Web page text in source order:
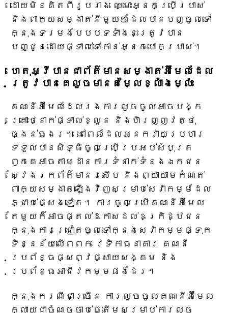
ដោយមិនគិតពីរូបរាង ឈ្មោះអ្នកប្រើប្រាស់
និងពាក្យសម្ងាត់នីមួយៗដែលបានបញ្ចូលទៅ
ក្នុងទម្រង់បែបបទទាំងនេះត្រូវបាន
បញ្ជូនដោយផ្ទាល់ទៅកាន់អ្នកបោកប្រាស់។
ហេតុអ្វីបានជាព័ត៌មានសម្ងាត់អ៊ីមែលដែល
ត្រូវបានគេលួចមានតម្លៃខ្លាំងម្ល៉េះ
គណនីអ៊ីមែលដែលរងការលួចចូលអាចបង្ក
គ្រោះថ្នាក់ផ្ទាល់ខ្លួន និងហិរញ្ញវត្ថុ
ធ្ងន់ធ្ងរ។ នៅពេលដែលអ្នកវាយប្រហារ
ទទួលបានសិទ្ធិចូលប្រើប្រអប់សំបុត្រ
ពួកគេអាចតាមដានការទំនាក់ទំនងឯកជន
ស្វែងរកព័ត៌មានរសើប និងព្យាយាមកំណត់
ពាក្យសម្ងាត់ឡើងវិញសម្រាប់សេវាកម្មដែល
ភ្ជាប់ផ្សេងទៀត។ ការចូលប្រើគណនីអ៊ីមែល
តែមួយក៏អាចផ្តល់ឱកាសដល់ឧក្រិដ្ឋជន
ក្នុងការជ្រៀតចូលទៅក្នុងសេវាកម្មផ្ទុក
ទិន្នន័យលើពពក វេទិកាធនាគារ គណនី
ប្រព័ន្ធផ្សព្វផ្សាយសង្គម និង
ប្រព័ន្ធអាជីវកម្មផងដែរ។
ក្នុងករណីជាច្រើន ការលួចចូលគណនីអ៊ីមែល
ក្លាយជាចំណុចចាប់ផ្តើមសម្រាប់ការលួច